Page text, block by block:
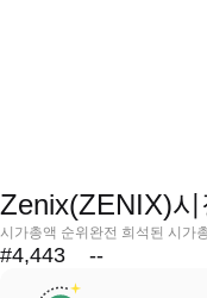
Zenix(ZENIX)시
시가총액 순위
#4,443
완전 희석된 시가
--